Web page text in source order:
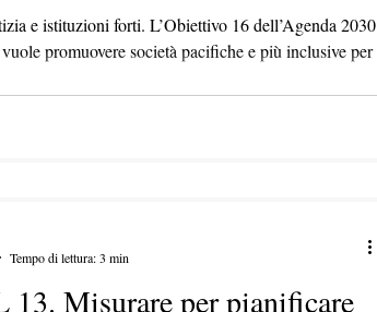
e istituzioni forti. L’Obiettivo 16 dell’Agenda 2030
promuovere società pacifiche e più inclusive per
13. Misurare per pianificare
Tempo di lettura: 3 min